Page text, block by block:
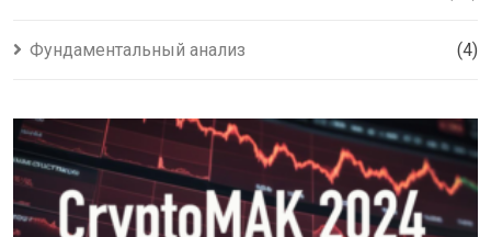
Фундаментальный анализ (4)